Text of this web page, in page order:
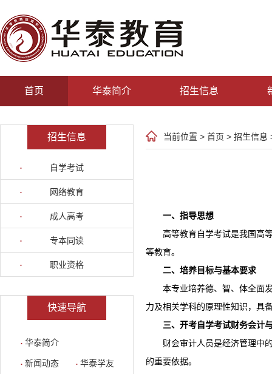
首页 华泰简介 招生信息
招生信息
自学考试
网络教育
成人高考
专本同读
职业资格
快速导航
华泰简介
新闻动态 华泰学友
当前位置 > 首页 > 招生信息
一、指导思想
高等教育自学考试是我国高
等教育。
二、培养目标与基本要求
本专业培养德、智、体全面
力及相关学科的原理性知识，具
三、开考自学考试财务会计
财会审计人员是经济管理中
的重要依据。